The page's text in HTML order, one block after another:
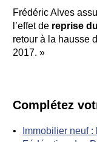
Frédéric Alves
l’effet de reprise
retour à la hausse
2017. »
Complétez
Immobilier neuf